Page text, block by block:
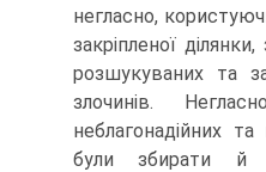
негласно,
закріпленої
розшукуваних та
злочинів.
неблагонадійних та
були збирати й